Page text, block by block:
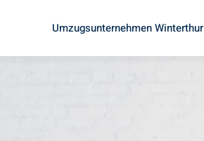
Umzugsunternehmen Winterthur